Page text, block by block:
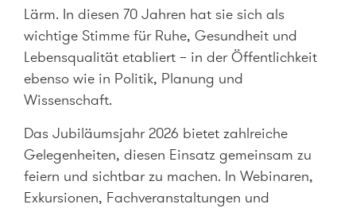
Lärm. In diesen 70 Jahren hat sie sich als
wichtige Stimme für Ruhe, Gesundheit und
Lebensqualität etabliert – in der Öffentlichkeit
ebenso wie in Politik, Planung und
Wissenschaft.
Das Jubiläumsjahr 2026 bietet zahlreiche
Gelegenheiten, diesen Einsatz gemeinsam zu
feiern und sichtbar zu machen. In Webinaren,
Exkursionen, Fachveranstaltungen und